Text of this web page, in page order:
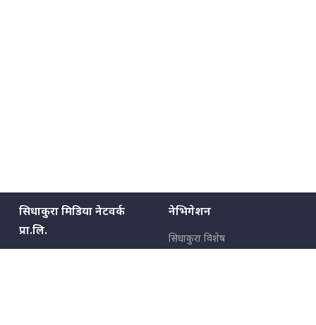
सिधाकुरा मिडिया नेटवर्क
प्रा.लि.
नेभिगेशन
सिधाकुरा विशेष